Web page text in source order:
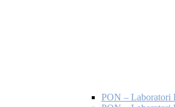
PON – Laboratori